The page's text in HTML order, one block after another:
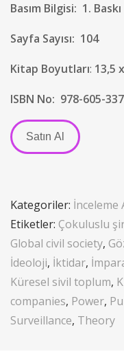
Basım Bilgisi: 1. Baskı
Sayfa Sayısı: 104
Kitap Boyutları: 13,5
ISBN No: 978-605-
Satın Al
Kategoriler: İnceleme
Etiketler: Çokuluslu
Global civil society,
İdeoloji, İktidar,
Küresel sivil toplum,
companies, Power,
Surveillance, Theory